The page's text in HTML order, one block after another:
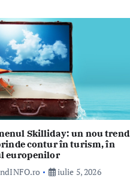
Skilliday: un nou trend
contur în turism, în
europenilor
iulie 5, 2026